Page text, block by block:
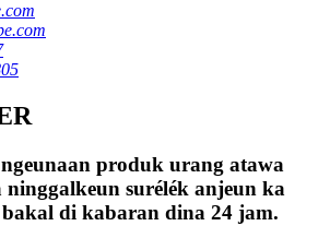
produk urang atawa
ninggalkeun surélék anjeun ka
di kabaran dina 24 jam.